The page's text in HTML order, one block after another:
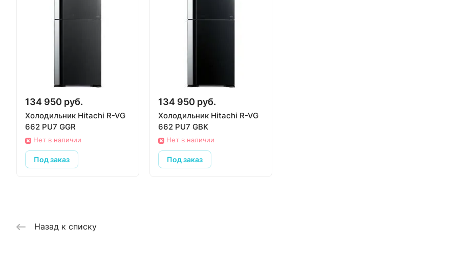
134 950 руб.
Холодильник Hitachi R-VG
662 PU7 GGR
Нет в наличии
Под заказ
134 950 руб.
Холодильник Hitachi R-VG
662 PU7 GBK
Нет в наличии
Под заказ
Назад к списку